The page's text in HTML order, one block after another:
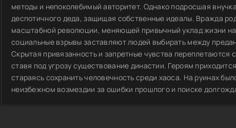
методы и непоколебимый авторитет. Однако подросшая
деспотичного деда, защищая собственные идеалы. Вражда
масштабной революции, меняющей привычный уклад жизни
социальные взрывы заставляют людей выбирать между
Скрытая привязанность и запретные чувства
ставя под угрозу существование династии. Героям
стараясь сохранить человечность среди хаоса. На руинах
неизбежном возмездии за ошибки прошлого и поиске